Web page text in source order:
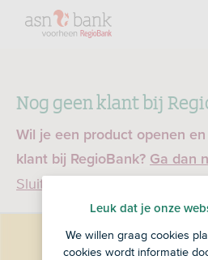
Nog geen klant bij
Wil je een product openen
klant bij RegioBank? Ga dan
Sluiten
Leuk dat je onze
We willen graag cookies
cookies wordt informatie